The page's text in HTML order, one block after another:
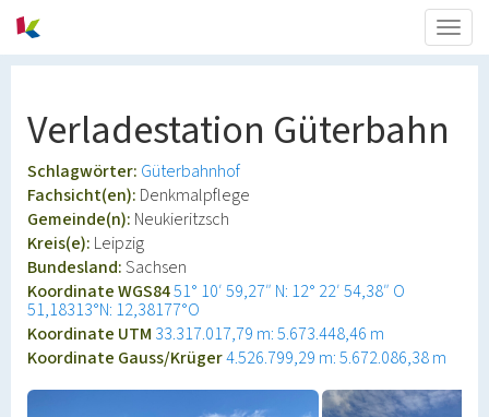
Verladestation Güterbahn
Schlagwörter: Güterbahnhof
Fachsicht(en): Denkmalpflege
Gemeinde(n): Neukieritzsch
Kreis(e): Leipzig
Bundesland:Sachsen
Koordinate WGS8451° 10′ 59,27″ N: 12° 22′ 54,38″ O
51,18313°N: 12,38177°O
Koordinate UTM 33.317.017,79 m: 5.673.448,46 m
Koordinate Gauss/Krüger4.526.799,29 m: 5.672.086,38 m